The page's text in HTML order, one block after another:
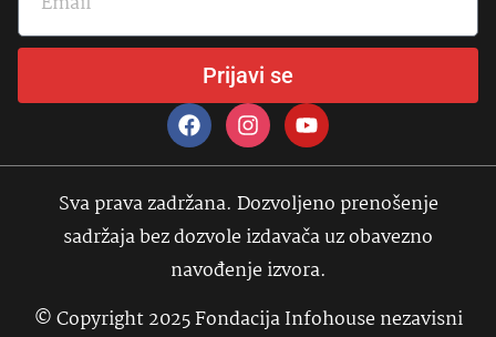
Prijavi se
Sva prava zadržana. Dozvoljeno prenošenje
sadržaja bez dozvole izdavača uz obavezno
navođenje izvora.
© Copyright 2025 Fondacija Infohouse nezavisni